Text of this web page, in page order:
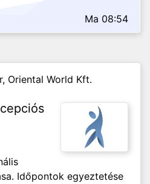
Ma 08:54
Oriental World Kft.
Időpontok egyeztetése